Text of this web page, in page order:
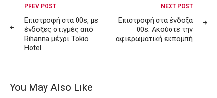
Post
navigation
PREV POST
Επιστροφή στα 00s, με
ένδοξες στιγμές από
Rihanna μέχρι Tokio
Hotel
NEXT POST
Επιστροφή στα ένδοξα
00s: Ακούστε την
αφιερωματική εκπομπή
You May Also Like